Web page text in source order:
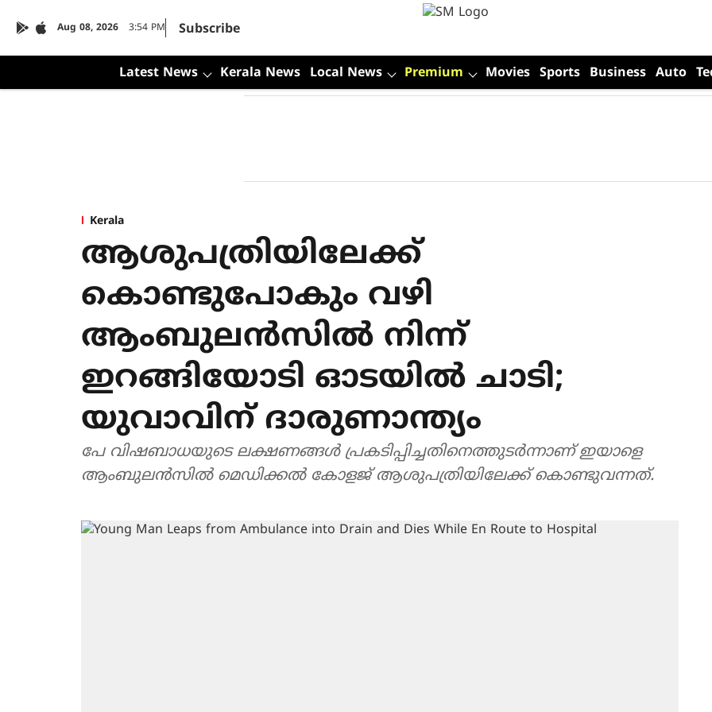
Aug 08, 2026 3:54 PM Subscribe
Latest News Kerala News Local News Premium Movies Sports Business Auto
Kerala
ആശുപത്രിയിലേക്ക്
കൊണ്ടുപോകും വഴി
ആംബുലന്‍സില്‍ നിന്ന്
ഇറങ്ങിയോടി ഓടയില്‍ ചാടി;
യുവാവിന് ദാരുണാന്ത്യം
പേ വിഷബാധയുടെ ലക്ഷണങ്ങള്‍ പ്രകടിപ്പിച്ചതിനെത്തുടര്‍ന്നാണ് ഇയാളെ
ആംബുലന്‍സില്‍ മെഡിക്കല്‍ കോളജ് ആശുപത്രിയിലേക്ക് കൊണ്ടുവന്നത്.